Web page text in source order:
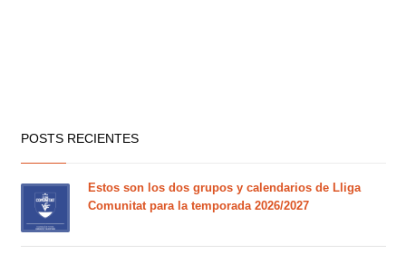
POSTS RECIENTES
Estos son los dos grupos y calendarios de Lliga
Comunitat para la temporada 2026/2027